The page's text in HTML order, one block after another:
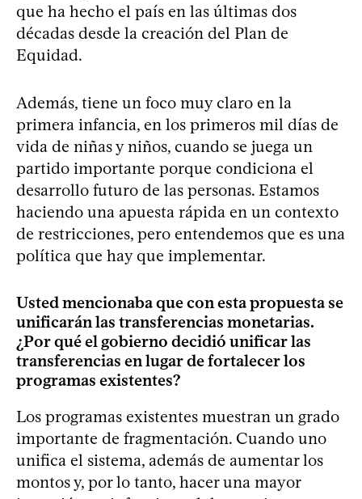
que ha hecho el país en las últimas dos
décadas desde la creación del Plan de
Equidad.
Además, tiene un foco muy claro en la
primera infancia, en los primeros mil días de
vida de niñas y niños, cuando se juega un
partido importante porque condiciona el
desarrollo futuro de las personas. Estamos
haciendo una apuesta rápida en un contexto
de restricciones, pero entendemos que es una
política que hay que implementar.
Usted mencionaba que con esta propuesta se
unificarán las transferencias monetarias.
¿Por qué el gobierno decidió unificar las
transferencias en lugar de fortalecer los
programas existentes?
Los programas existentes muestran un grado
importante de fragmentación. Cuando uno
unifica el sistema, además de aumentar los
montos y, por lo tanto, hacer una mayor